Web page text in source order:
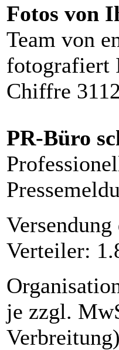
Fotos von
Team von
fotografiert
Chiffre
PR-Büro
Verteiler:
je zzgl.